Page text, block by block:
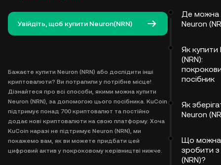
Увійдіть, щоб купити Neuron(NRN)
Бажаєте купити Neuron (NRN) або дослідити інші
криптовалюти? Ви потрапили у потрібне місце!
Дізнайтеся про всі способи, якими можна купити
Neuron (NRN), за допомогою цього посібника. KuCoin
підтримує понад 700 криптовалют та постійно
додає нові криптовалюти на свою платформу. Хоча
KuCoin наразі не підтримує Neuron (NRN), ми
покажемо вам, як ви можете придбати цей
цифровий актив у покроковому керівництві нижче.
Де можна
Neuron
Як купити
(NRN):
посібник
Як
Neuron
Що можна
зробити
(NRN)?